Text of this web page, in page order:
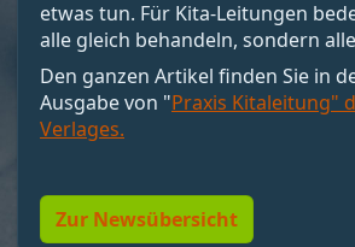
etwas tun. Für Kita-Leitungen
alle gleich behandeln, sondern
motivieren, sondern Bedingungen
denen Motivation entstehen kann.
sondern Resonanz geben. Und
Menschen so führen, dass sie
Den ganzen Artikel finden Sie in
Ausgabe von "Praxis Kitaleitung"
Verlages.
Zur Newsübersicht